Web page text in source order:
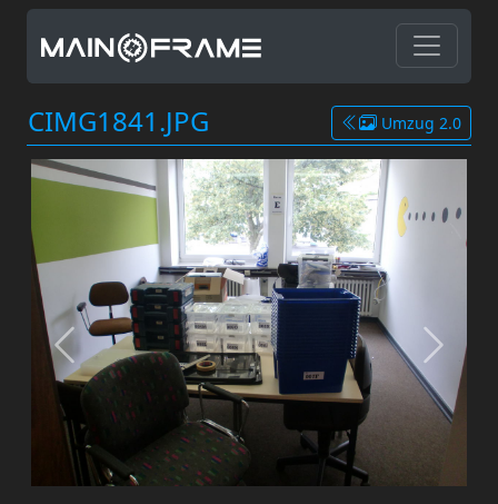
CIMG1841.JPG Umzug 2.0